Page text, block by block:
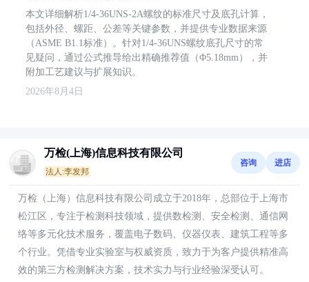
本文详细解析1/4-36UNS-2A螺纹的标准尺寸及底孔计算，
包括外径、螺距、公差等关键参数，并提供专业数据来源
（ASME B1.1标准）。针对1/4-36UNS螺纹底孔尺寸的常
见疑问，通过公式推导给出精确推荐值（Φ5.18mm），并
附加工艺建议与扩展知识。
2026年8月4日
万检(上海)信息科技有限公司
法人:李发邦
咨询 进店
万检（上海）信息科技有限公司成立于2018年，总部位于上海市
松江区，专注于检测科技领域，提供数检测、安全检测、通信网
络等多元化技术服务，覆盖电子数码、仪器仪表、建筑工程等多
个行业。凭借专业实验室与权威资质，致力于为客户提供精准高
效的第三方检测解决方案，技术实力与行业经验深受认可。